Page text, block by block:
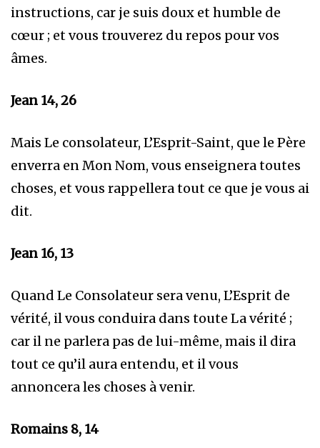
instructions, car je suis doux et humble de
cœur ; et vous trouverez du repos pour vos
âmes.
Jean 14, 26
Mais Le consolateur, L’Esprit-Saint, que le Père
enverra en Mon Nom, vous enseignera toutes
choses, et vous rappellera tout ce que je vous ai
dit.
Jean 16, 13
Quand Le Consolateur sera venu, L’Esprit de
vérité, il vous conduira dans toute La vérité ;
car il ne parlera pas de lui-même, mais il dira
tout ce qu’il aura entendu, et il vous
annoncera les choses à venir.
Romains 8, 14